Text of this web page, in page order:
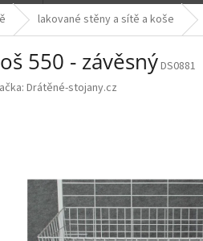
lakované stěny a sítě a koše
550 - závěsnýDS0881
Drátěné-stojany.cz